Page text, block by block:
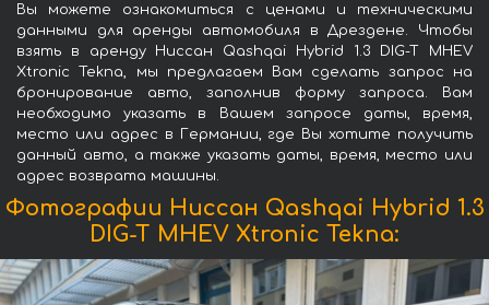
Вы можете ознакомиться с ценами и техническими
данными для аренды автомобиля в Дрездене. Чтобы
взять в аренду Ниссан Qashqai Hybrid 1.3 DIG-T MHEV
Xtronic Tekna, мы предлагаем Вам сделать запрос на
бронирование авто, заполнив форму запроса. Вам
необходимо указать в Вашем запросе даты, время,
место или адрес в Германии, где Вы хотите получить
данный авто, а также указать даты, время, место или
адрес возврата машины.
Фотографии Ниссан Qashqai Hybrid 1.3
DIG-T MHEV Xtronic Tekna: